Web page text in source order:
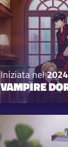
Iniziata nel2024
VAMPIRE